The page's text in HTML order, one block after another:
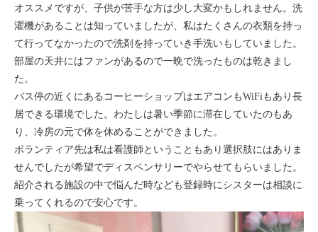
スリランカ
セブ
台湾
中国/海南島
ニュージーランド
ネパール
オススメですが、子供が苦手な方は少し大変かもしれません。洗
濯機があることは知っていましたが、私はたくさんの衣類を持っ
て行ってなかったので洗剤を持っていき手洗いもしていました。
部屋の天井にはファンがあるので一晩で洗ったものは乾きまし
た。
バス停の近くにあるコーヒーショップはエアコンもWiFiもあり長
居できる環境でした。わたしは暑い季節に滞在していたのもあ
り、冷房の元で体を休めることができました。
ボランティア先は私は看護師ということもあり選択肢にはありま
せんでしたが希望でディスペンサリーでやらせてもらいました。
紹介される施設の中で悩んだ時なども登録時にシスターは相談に
乗ってくれるので安心です。